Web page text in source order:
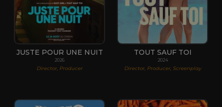
JUSTE POUR UNE NUIT
2026
Director, Producer
TOUT SAUF TOI
2024
Director, Producer, Screenplay